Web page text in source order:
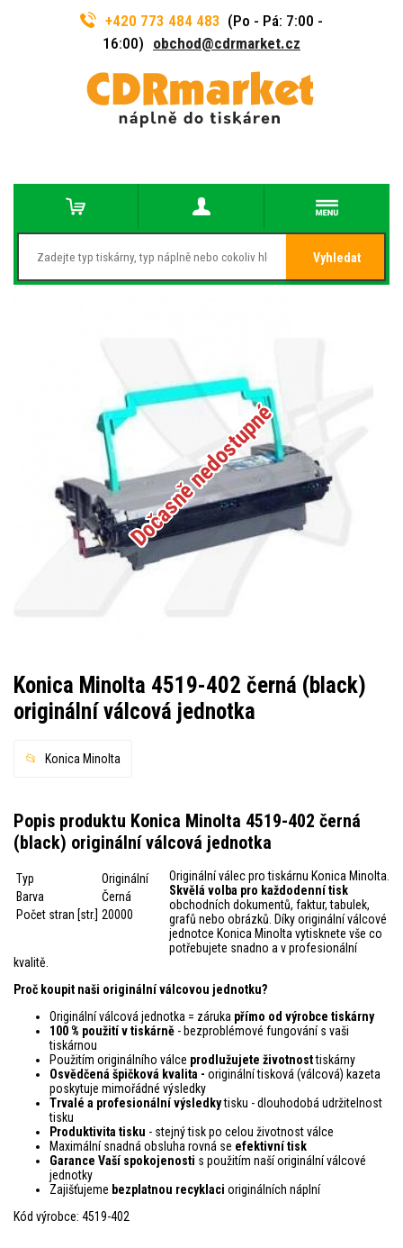
+420 773 484 483 (Po - Pá: 7:00 -
16:00) obchod@cdrmarket.cz
Vyhledat
Dočasně nedostupné
Konica Minolta 4519-402 černá (black)
originální válcová jednotka
Konica Minolta
Popis produktu Konica Minolta 4519-402 černá
(black) originální válcová jednotka
Typ
Originální
Barva
Černá
Počet stran [str.] 20000
Originální válec pro tiskárnu Konica Minolta.
Skvělá volba pro každodenní tisk
obchodních dokumentů, faktur, tabulek,
grafů nebo obrázků. Díky originální válcové
jednotce Konica Minolta vytisknete vše co
potřebujete snadno a v profesionální
kvalitě.
Proč koupit naši originální válcovou jednotku?
Originální válcová jednotka = záruka přímo od výrobce tiskárny
100 % použití v tiskárně - bezproblémové fungování s vaši
tiskárnou
Použitím originálního válce prodlužujete životnosttiskárny
Osvědčená špičková kvalita - originální tisková (válcová) kazeta
poskytuje mimořádné výsledky
Trvalé a profesionální výsledkytisku - dlouhodobá udržitelnost
tisku
Produktivita tisku - stejný tisk po celou životnost válce
Maximální snadná obsluha rovná se efektivní tisk
Garance Vaší spokojenosti s použitím naší originální válcové
jednotky
Zajišťujeme bezplatnou recyklaci originálních náplní
Kód výrobce: 4519-402